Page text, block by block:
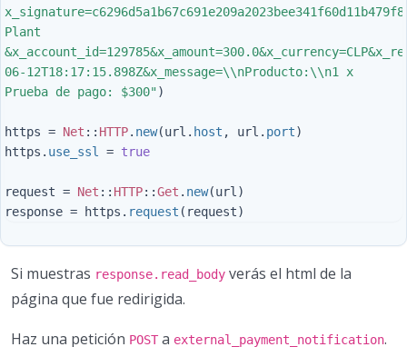
Plant
06-12T18:17:15.898Z&x_message=\\nProducto: \\n1 x
Prueba de pago: $300")
https = Net :: HTTP. new(url . host , url . port)
https . use_ssl = true
request = Net :: HTTP::Get . new(url )
response = https . request ( request)
Si muestras response.read_body verás el html de la
página que fue redirigida.
Haz una petición POST a external_payment_notification.